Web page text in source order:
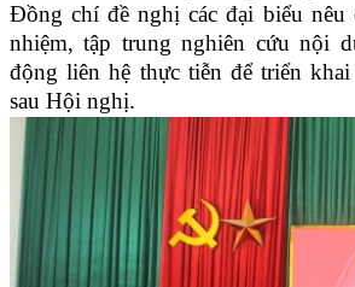
Đồng chí đề nghị các đại biểu nêu
nhiệm, tập trung nghiên cứu nội
động liên hệ thực tiễn để triển
sau Hội nghị.